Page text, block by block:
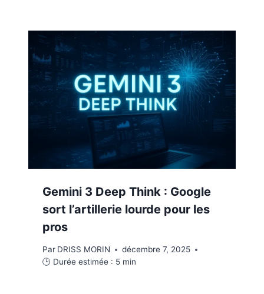
Gemini 3 Deep Think : Google
sort l’artillerie lourde pour les
pros
Par DRISS MORIN
décembre 7, 2025
🕒 Durée estimée : 5 min